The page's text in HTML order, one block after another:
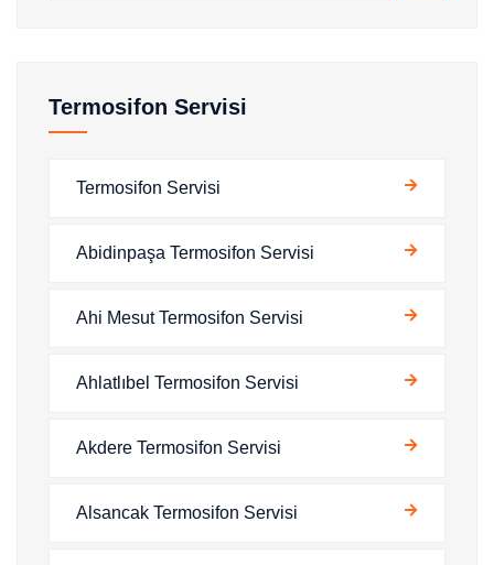
Termosifon Servisi
Termosifon Servisi
Abidinpaşa Termosifon Servisi
Ahi Mesut Termosifon Servisi
Ahlatlıbel Termosifon Servisi
Akdere Termosifon Servisi
Alsancak Termosifon Servisi